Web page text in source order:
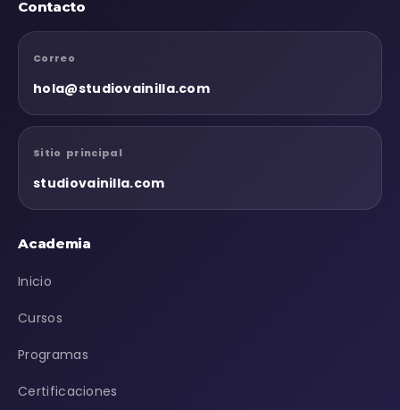
Contacto
Correo
hola@studiovainilla.com
Sitio principal
studiovainilla.com
Academia
Inicio
Cursos
Programas
Certificaciones